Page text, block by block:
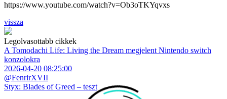
https://www.youtube.com/watch?v=Ob3oTKYqvxs
vissza
Legolvasottabb cikkek
A Tomodachi Life: Living the Dream megjelent Nintendo switch
konzolokra
2026-04-20 08:25:00
@FenrirXVII
Styx: Blades of Greed – teszt